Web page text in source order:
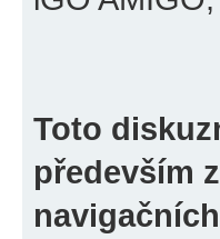
Toto
především